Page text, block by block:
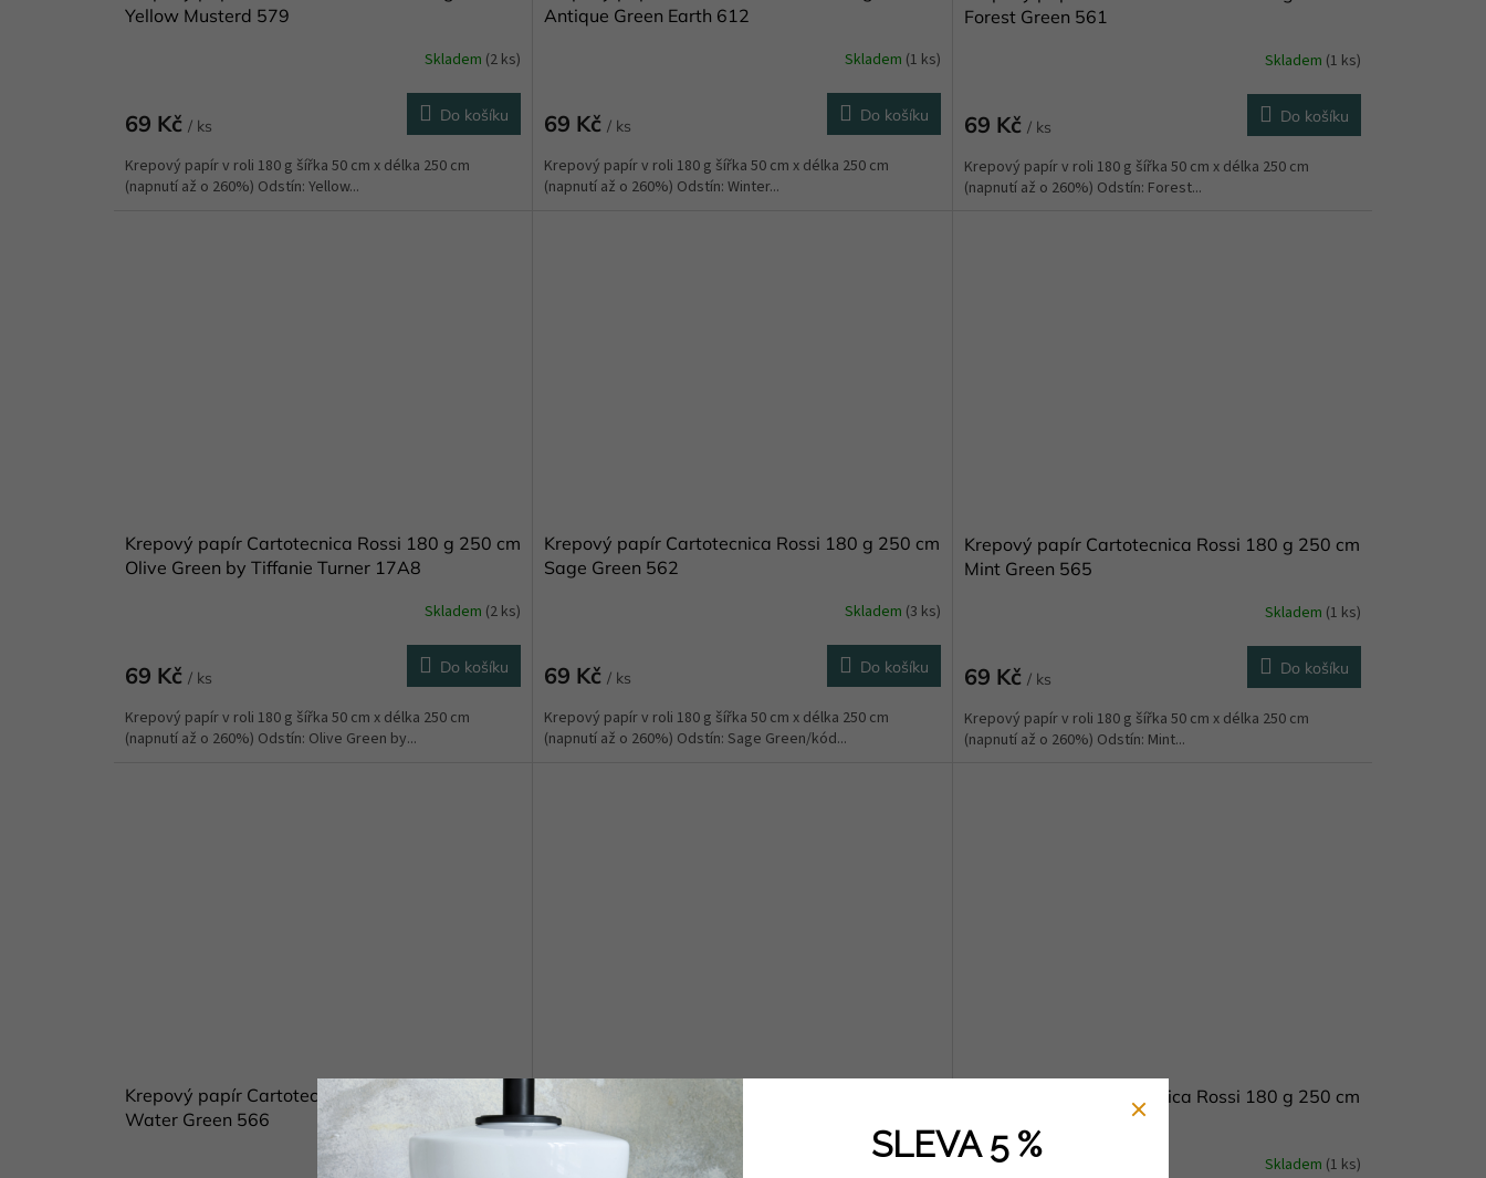
Yellow Musterd 579
Skladem (2 ks)
69 Kč / ks
Do košíku
Krepový papír v roli 180 g šířka 50 cm x délka 250 cm
(napnutí až o 260%) Odstín: Yellow...
Antique Green Earth 612
Skladem (1 ks)
69 Kč/ ks
Do košíku
Krepový papír v roli 180 g šířka 50 cm x délka 250 cm
(napnutí až o 260%) Odstín: Winter...
Forest Green 561
Skladem (1 ks)
69 Kč / ks
Do košíku
Krepový papír v roli 180 g šířka 50 cm x délka 250 cm
(napnutí až o 260%) Odstín: Forest...
Krepový papír Cartotecnica Rossi 180 g 250 cm
Olive Green by Tiffanie Turner 17A8
Skladem (2 ks)
69 Kč / ks
Do košíku
Krepový papír v roli 180 g šířka 50 cm x délka 250 cm
(napnutí až o 260%) Odstín: Olive Green by...
Krepový papír Cartotecnica Rossi 180 g 250 cm
Sage Green 562
Skladem (3 ks)
69 Kč/ ks
Do košíku
Krepový papír v roli 180 g šířka 50 cm x délka 250 cm
(napnutí až o 260%) Odstín: Sage Green/kód...
Krepový papír Cartotecnica Rossi 180 g 250 cm
Mint Green 565
je
z
5
Skladem (1 ks)
69 Kč / ks
Do košíku
Krepový papír v roli 180 g šířka 50 cm x délka 250 cm
(napnutí až o 260%) Odstín: Mint...
Krepový papír Cartotecnica Rossi 180 g 250 cm
Water Green 566
Krepový papír Cartotecnica Rossi 180 g 250 cm
Green 563
Skladem(1 ks)
Krepový papír Cartotecnica Rossi 180 g 250 cm
Skladem (1 ks)
SLEVA 5 %